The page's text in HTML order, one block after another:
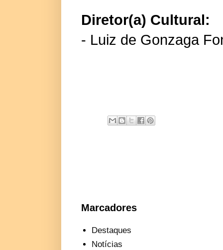
Diretor(a) Cultural:
- Luiz de Gonzaga
Marcadores
Destaques
Notícias